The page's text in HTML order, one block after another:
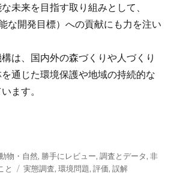
未来を目指す取り組みとして、
な開発目標）への貢献にも力を注い
は、国内外の森づくりや人づくり
通じた環境保護や地域の持続的な
ます。
羽根募金】についての全貌と歴史、募
物・自然, 勝手にレビュー,調査とデータ,非
と
タ
実態調査,環境問題,評価,誤解